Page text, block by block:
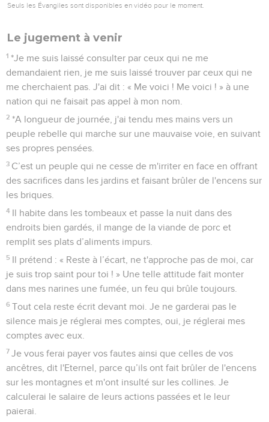
Seuls les Évangiles sont disponibles en vidéo pour le moment.
Le jugement à venir
1 *Je me suis laissé consulter par ceux qui ne me
demandaient rien, je me suis laissé trouver par ceux qui ne
me cherchaient pas. J'ai dit : « Me voici ! Me voici ! » à une
nation qui ne faisait pas appel à mon nom.
2 *A longueur de journée, j'ai tendu mes mains vers un
peuple rebelle qui marche sur une mauvaise voie, en suivant
ses propres pensées.
3 C’est un peuple qui ne cesse de m'irriter en face en offrant
des sacrifices dans les jardins et faisant brûler de l'encens sur
les briques.
4 Il habite dans les tombeaux et passe la nuit dans des
endroits bien gardés, il mange de la viande de porc et
remplit ses plats d’aliments impurs.
5 Il prétend : « Reste à l’écart, ne t'approche pas de moi, car
je suis trop saint pour toi ! » Une telle attitude fait monter
dans mes narines une fumée, un feu qui brûle toujours.
6 Tout cela reste écrit devant moi. Je ne garderai pas le
silence mais je réglerai mes comptes, oui, je réglerai mes
comptes avec eux.
7 Je vous ferai payer vos fautes ainsi que celles de vos
ancêtres, dit l'Eternel, parce qu’ils ont fait brûler de l'encens
sur les montagnes et m'ont insulté sur les collines. Je
calculerai le salaire de leurs actions passées et le leur
paierai.